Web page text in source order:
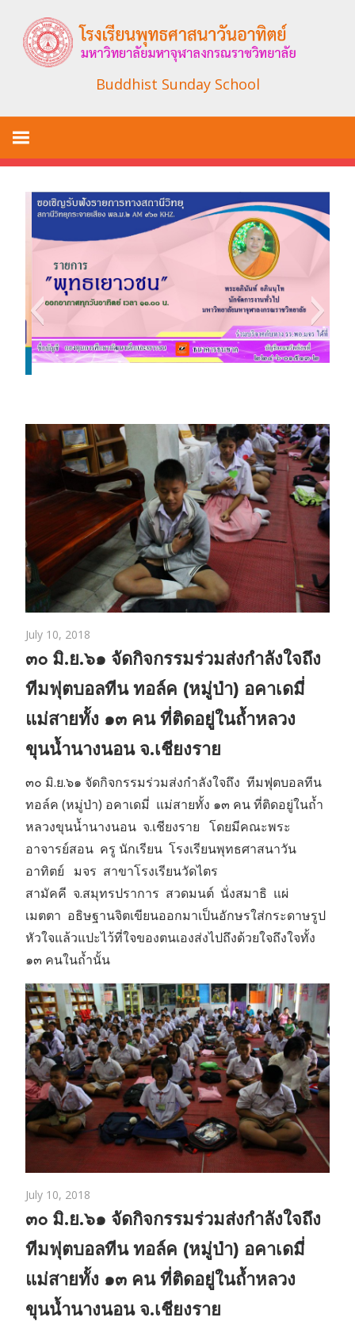
content
Buddhist Sunday School
s__15425629
ยินดีต้อนรับคณะกรรมการตรวจประเมิน
July 10, 2018
๓๐ มิ.ย.๖๑ จัดกิจกรรมร่วมส่งกำลังใจถึง
ทีมฟุตบอลทีน ทอล์ค (หมู่ป่า) อคาเดมี่
แม่สายทั้ง ๑๓ คน ที่ติดอยู่ในถ้ำหลวง
ขุนน้ำนางนอน จ.เชียงราย
๓๐ มิ.ย.๖๑ จัดกิจกรรมร่วมส่งกำลังใจถึง ทีมฟุตบอลทีน
ทอล์ค (หมู่ป่า) อคาเดมี่ แม่สายทั้ง ๑๓ คน ที่ติดอยู่ในถ้ำ
หลวงขุนน้ำนางนอน จ.เชียงราย โดยมีคณะพระ
อาจารย์สอน ครู นักเรียน โรงเรียนพุทธศาสนาวัน
อาทิตย์ มจร สาขาโรงเรียนวัดไตร
สามัคคี จ.สมุทรปราการ สวดมนต์ นั่งสมาธิ แผ่
เมตตา อธิษฐานจิตเขียนออกมาเป็นอักษรใส่กระดาษรูป
หัวใจแล้วแปะไว้ที่ใจของตนเองส่งไปถึงด้วยใจถึงใจทั้ง
๑๓ คนในถ้ำนั้น
July 10, 2018
๓๐ มิ.ย.๖๑ จัดกิจกรรมร่วมส่งกำลังใจถึง
ทีมฟุตบอลทีน ทอล์ค (หมู่ป่า) อคาเดมี่
แม่สายทั้ง ๑๓ คน ที่ติดอยู่ในถ้ำหลวง
ขุนน้ำนางนอน จ.เชียงราย